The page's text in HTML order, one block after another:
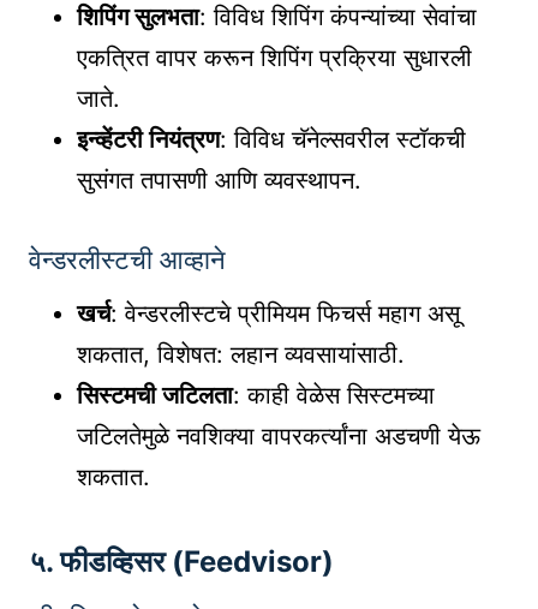
शिपिंग सुलभता: विविध शिपिंग कंपन्यांच्या सेवांचा
एकत्रित वापर करून शिपिंग प्रक्रिया सुधारली
जाते.
इन्व्हेंटरी नियंत्रण: विविध चॅनेल्सवरील स्टॉकची
सुसंगत तपासणी आणि व्यवस्थापन.
वेन्डरलीस्टची आव्हाने
खर्च: वेन्डरलीस्टचे प्रीमियम फिचर्स महाग असू
शकतात, विशेषत: लहान व्यवसायांसाठी.
सिस्टमची जटिलता: काही वेळेस सिस्टमच्या
जटिलतेमुळे नवशिक्या वापरकर्त्यांना अडचणी येऊ
शकतात.
५. फीडव्हिसर (Feedvisor)